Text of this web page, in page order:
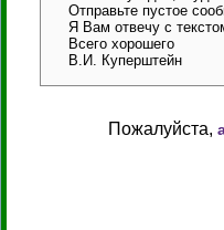
Отправьте пустое
Я Вам отвечу с
Всего хорошего
В.И. Куперштейн
Пожалуйста,